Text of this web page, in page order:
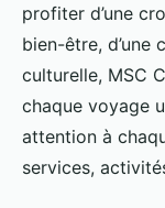
profiter d’une
bien-être, d’une
culturelle, MSC
chaque voyage
attention à
services,